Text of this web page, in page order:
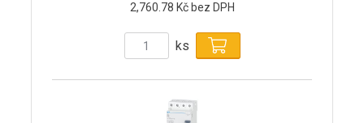
2,760.78 Kč bez DPH
ks